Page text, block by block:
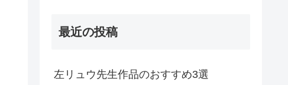
最近の投稿
左リュウ先生作品のおすすめ3選